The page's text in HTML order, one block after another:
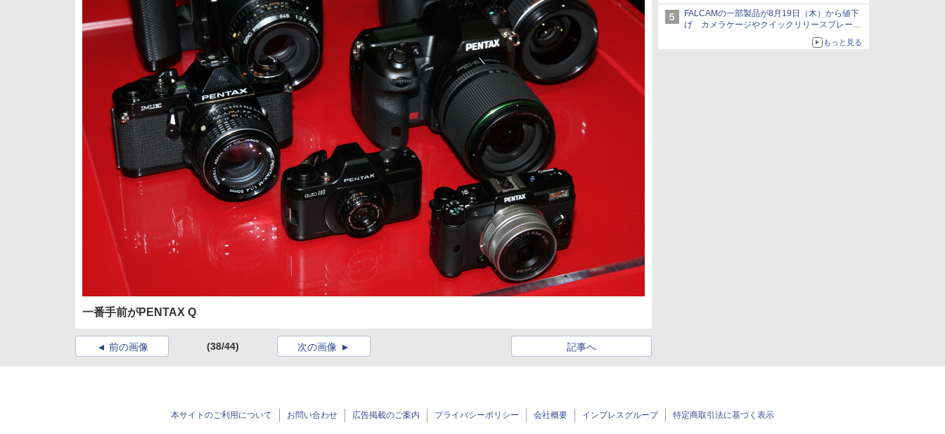
Watch
FALCAMの一部製品が8月19日（木）から値下
げ カメラケージやクイックリリースプレート
もっと見る
一番手前がPENTAX Q
前の画像 (38/44) 記事へ
次の画像
本サイトのご利用について お問い合わせ 広告掲載のご案内 プライバシーポリシー 会社概要 インプレスグループ 特定商取引法に基づく表示